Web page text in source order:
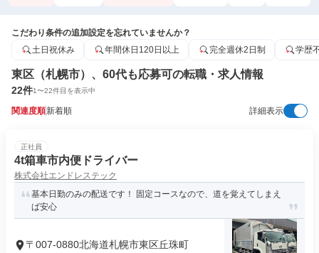
こだわり条件の追加設定を忘れていませんか？
土日祝休み
年間休日120日以上 完全週休2日制 学歴
東区（札幌市）、60代も応募可の転職・求人情報
22件1〜22件目を表示中
関連度順新着順 詳細表示
正社員
4t箱車市内便ドライバー
株式会社エンドレステック
基本日勤のみの配送です！ 固定コースなので、道を覚えてしまえ
ば安心
〒007-0880北海道札幌市東区丘珠町